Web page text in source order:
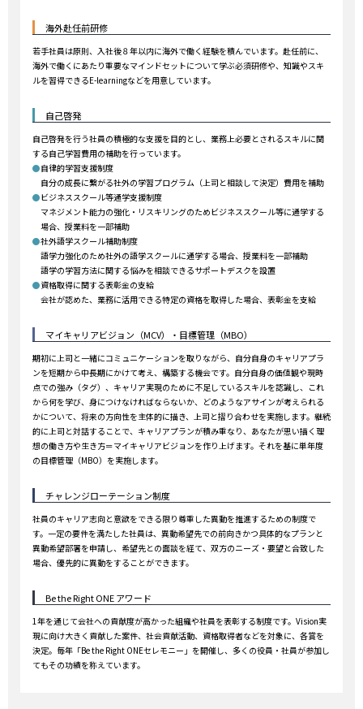
海外赴任前研修
若手社員は原則、入社後８年以内に海外で働く経験を積んでいます。赴任前に、
海外で働くにあたり重要なマインドセットについて学ぶ必須研修や、知識やスキ
ルを習得できるE-learningなどを用意しています。
自己啓発
自己啓発を行う社員の積極的な支援を目的とし、業務上必要とされるスキルに関
する自己学習費用の補助を行っています。
●自律的学習支援制度
自分の成長に繋がる社外の学習プログラム（上司と相談して決定）費用を補助
●ビジネススクール等通学支援制度
マネジメント能力の強化・リスキリングのためビジネススクール等に通学する
場合、授業料を一部補助
●社外語学スクール補助制度
語学力強化のため社外の語学スクールに通学する場合、授業料を一部補助
語学の学習方法に関する悩みを相談できるサポートデスクを設置
●資格取得に関する表彰金の支給
会社が認めた、業務に活用できる特定の資格を取得した場合、表彰金を支給
マイキャリアビジョン（MCV）・目標管理（MBO）
期初に上司と一緒にコミュニケーションを取りながら、自分自身のキャリアプラ
ンを短期から中長期にかけて考え、構築する機会です。自分自身の価値観や現時
点での強み（タグ）、キャリア実現のために不足しているスキルを認識し、これ
から何を学び、身につけなければならないか、どのようなアサインが考えられる
かについて、将来の方向性を主体的に描き、上司と摺り合わせを実施します。継続
的に上司と対話することで、キャリアプランが積み重なり、あなたが思い描く理
想の働き方や生き方＝マイキャリアビジョンを作り上げます。それを基に単年度
の目標管理（MBO）を実施します。
チャレンジローテーション制度
社員のキャリア志向と意欲をできる限り尊重した異動を推進するための制度で
す。一定の要件を満たした社員は、異動希望先での前向きかつ具体的なプランと
異動希望部署を申請し、希望先との面談を経て、双方のニーズ・要望と合致した
場合、優先的に異動をすることができます。
Be the Right ONE アワード
1年を通じて会社への貢献度が高かった組織や社員を表彰する制度です。Vision実
現に向け大きく貢献した案件、社会貢献活動、資格取得者などを対象に、各賞を
決定。毎年「Be the Right ONEセレモニー」を開催し、多くの役員・社員が参加し
てもその功績を称えています。